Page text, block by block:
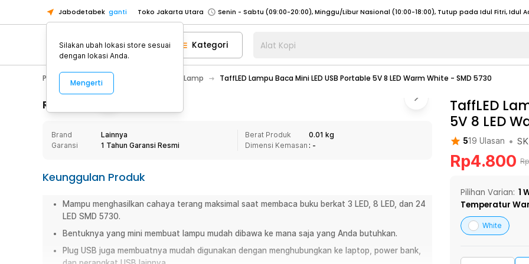
Jabodetabek ganti Toko Jakarta Utara
Toko Tangerang
Toko Cikupa
Pick n Go Jakarta Barat
Senin - Jumat (07:00 - 20:00), Sabtu - Minggu (08:00 - 20:00), Tutup pada Idul Fitri
Pick n Go Bekasi
Senin - Jumat (08:00 - 20:00), Sabtu - Minggu/ Libur Nasional (08:00 - 17:00) Selengkapnya
Senin - Jumat (08:00 - 20:00), Sabtu - Minggu/ Libur Nasional (08:00 - 17:00) Selengkapnya
Senin - Sabtu (09:00-20:00), Minggu/Libur Nasional (12:00-20:00), Tutup pada Idul Fitri
Senin - Sabtu (09:00-20:00), Minggu/Libur Nasional (12:00-20:00), Tutup pada Idul Fitri
Toko Tangerang
Pick n Go Jakarta Barat
Senin - Jumat (07:00 - 20:00), Sabtu - Minggu (08:00 - 20:00), Tutup pada Idul Fitri
Senin - Jumat (08:00 - 20:00), Sabtu - Minggu/ Libur Nasional (08:00 - 17:00) Selengkapnya
Kategori Alat Kopi
PC & Laptop Aksesoris USB USB Lamp TaffLED Lampu Baca Mini LED USB Portable 5V 8 LED Warm White - SMD 5730
Rincian Produk
Brand
Lainnya
Garansi
1 Tahun Garansi Resmi
Berat Produk
0.01 kg
Dimensi Kemasan : -
Keunggulan Produk
Mampu menghasilkan cahaya terang maksimal saat membaca buku berkat 3 LED, 8 LED, dan 24
LED SMD 5730.
Bentuknya yang mini membuat lampu mudah dibawa ke mana saja yang Anda butuhkan.
Plug USB juga membuatnya mudah digunakan dengan menghubungkan ke laptop, power bank,
TaffLED
5V 8 LED
519 Ulasan •
Rp4.800 Rp
Pilihan Varian: 1
Temperatur
White
Silakan ubah lokasi store sesuai
dengan lokasi Anda.
Mengerti